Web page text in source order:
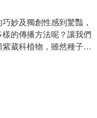
妙及獨創性感到驚豔，
的傳播方法呢？讓我們
葳科植物，雖然種子大
是之後在不同地區進行
像日本大百合之類的大